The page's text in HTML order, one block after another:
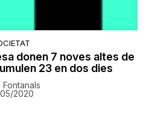
donen 7 noves altes de
23 en dos dies
2020